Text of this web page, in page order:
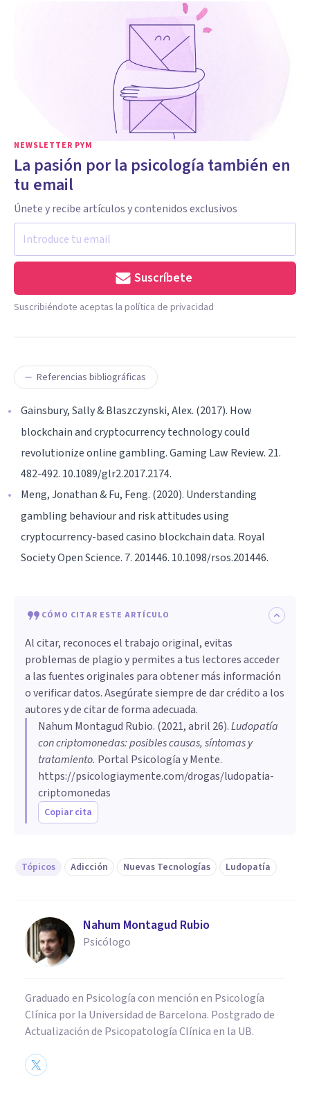
NEWSLETTER PYM
La pasión por la psicología también en
tu email
Únete y recibe artículos y contenidos exclusivos
Suscríbete
Suscribiéndote aceptas la política de privacidad
Referencias bibliográficas
Gainsbury, Sally & Blaszczynski, Alex. (2017). How
blockchain and cryptocurrency technology could
revolutionize online gambling. Gaming Law Review. 21.
482-492. 10.1089/glr2.2017.2174.
Meng, Jonathan & Fu, Feng. (2020). Understanding
gambling behaviour and risk attitudes using
cryptocurrency-based casino blockchain data. Royal
Society Open Science. 7. 201446. 10.1098/rsos.201446.
CÓMO CITAR ESTE ARTÍCULO
Al citar, reconoces el trabajo original, evitas
problemas de plagio y permites a tus lectores acceder
a las fuentes originales para obtener más información
o verificar datos. Asegúrate siempre de dar crédito a los
autores y de citar de forma adecuada.
Nahum Montagud Rubio. (2021, abril 26).Ludopatía
con criptomonedas: posibles causas, síntomas y
tratamiento. Portal Psicología y Mente.
https://psicologiaymente.com/drogas/ludopatia-
criptomonedas
Copiar cita
Tópicos Adicción Nuevas Tecnologías Ludopatía
Nahum Montagud Rubio
Psicólogo
Graduado en Psicología con mención en Psicología
Clínica por la Universidad de Barcelona. Postgrado de
Actualización de Psicopatología Clínica en la UB.